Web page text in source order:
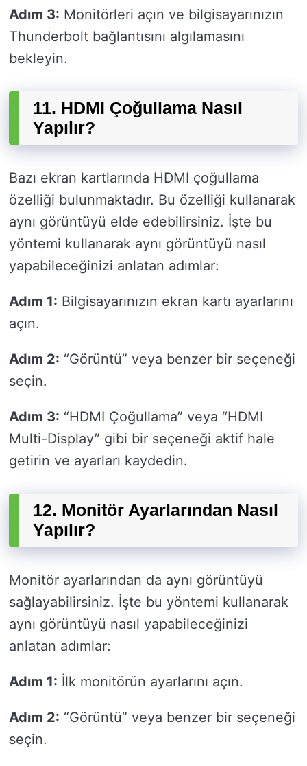
Adım 3: Monitörleri açın ve bilgisayarınızın
Thunderbolt bağlantısını algılamasını
bekleyin.
11. HDMI Çoğullama Nasıl
Yapılır?
Bazı ekran kartlarında HDMI çoğullama
özelliği bulunmaktadır. Bu özelliği kullanarak
aynı görüntüyü elde edebilirsiniz. İşte bu
yöntemi kullanarak aynı görüntüyü nasıl
yapabileceğinizi anlatan adımlar:
Adım 1: Bilgisayarınızın ekran kartı ayarlarını
açın.
Adım 2: “Görüntü” veya benzer bir seçeneği
seçin.
Adım 3: “HDMI Çoğullama” veya “HDMI
Multi-Display” gibi bir seçeneği aktif hale
getirin ve ayarları kaydedin.
12. Monitör Ayarlarından Nasıl
Yapılır?
Monitör ayarlarından da aynı görüntüyü
sağlayabilirsiniz. İşte bu yöntemi kullanarak
aynı görüntüyü nasıl yapabileceğinizi
anlatan adımlar:
Adım 1: İlk monitörün ayarlarını açın.
Adım 2: “Görüntü” veya benzer bir seçeneği
seçin.